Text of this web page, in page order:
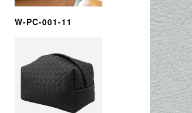
W-PC-001-11